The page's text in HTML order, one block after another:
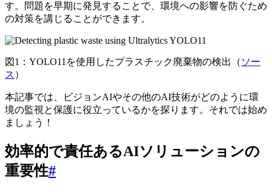
す。問題を早期に発見することで、環境への影響を防ぐため
の対策を講じることができます。
図1：YOLO11を使用したプラスチック廃棄物の検出（ ソー
ス ）
本記事では、ビジョンAIやその他のAI技術がどのように環
境の監視と保護に役立っているかを探ります。それでは始め
ましょう！
効率的で責任あるAIソリューションの
重要性#